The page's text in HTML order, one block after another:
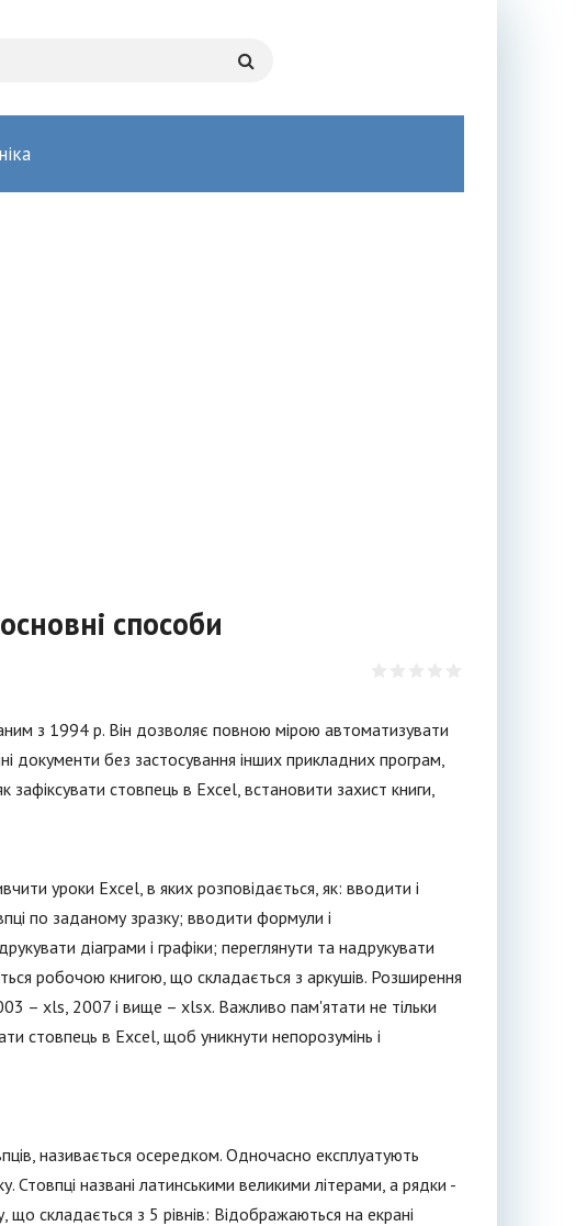
способи
з 1994 р. Він дозволяє повною мірою автоматизувати
документи без застосування інших прикладних програм,
стовпець в Excel, встановити захист книги,
уроки Excel, в яких розповідається, як: вводити і
по заданому зразку; вводити формули і
діаграми і графіки; переглянути та надрукувати
робочою книгою, що складається з аркушів. Розширення
– xls, 2007 і вище – xlsx. Важливо пам'ятати не тільки
стовпець в Excel, щоб уникнути непорозумінь і
називається осередком. Одночасно експлуатують
Стовпці названі латинськими великими літерами, а рядки -
складається з 5 рівнів: Відображаються на екрані